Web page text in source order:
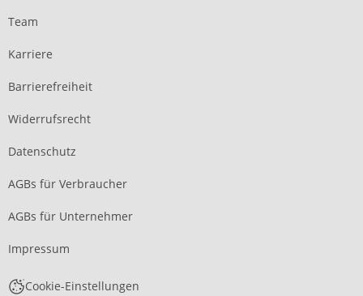
Team
Karriere
Barrierefreiheit
Widerrufsrecht
Datenschutz
AGBs für Verbraucher
AGBs für Unternehmer
Impressum
Cookie-Einstellungen